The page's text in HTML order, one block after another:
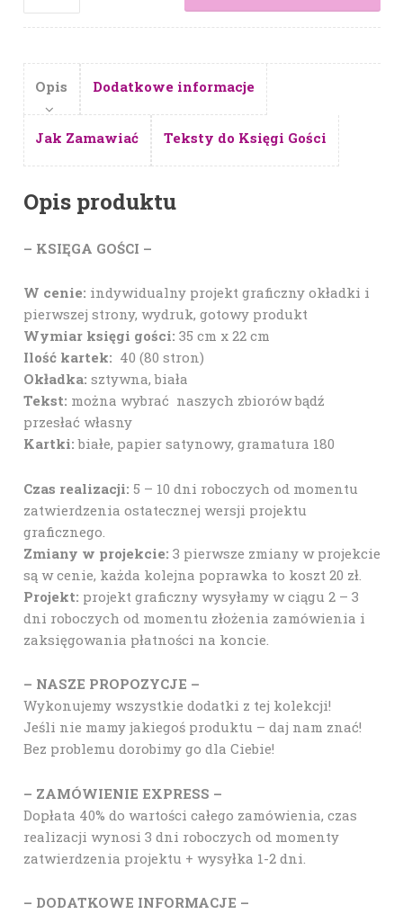
Opis Dodatkowe informacje
Jak Zamawiać Teksty do Księgi Gości
Opis produktu
– KSIĘGA GOŚCI –
W cenie: indywidualny projekt graficzny okładki i
pierwszej strony, wydruk, gotowy produkt
Wymiar księgi gości: 35 cm x 22 cm
Ilość kartek: 40 (80 stron)
Okładka: sztywna, biała
Tekst: można wybrać naszych zbiorów bądź
przesłać własny
Kartki:białe, papier satynowy, gramatura 180
Czas realizacji: 5 – 10 dni roboczych od momentu
zatwierdzenia ostatecznej wersji projektu
graficznego.
Zmiany w projekcie: 3 pierwsze zmiany w projekcie
są w cenie, każda kolejna poprawka to koszt 20 zł.
Projekt: projekt graficzny wysyłamy w ciągu 2 – 3
dni roboczych od momentu złożenia zamówienia i
zaksięgowania płatności na koncie.
– NASZE PROPOZYCJE –
Wykonujemy wszystkie dodatki z tej kolekcji!
Jeśli nie mamy jakiegoś produktu – daj nam znać!
Bez problemu dorobimy go dla Ciebie!
– ZAMÓWIENIE EXPRESS –
Dopłata 40% do wartości całego zamówienia, czas
realizacji wynosi 3 dni roboczych od momenty
zatwierdzenia projektu + wysyłka 1-2 dni.
– DODATKOWE INFORMACJE –